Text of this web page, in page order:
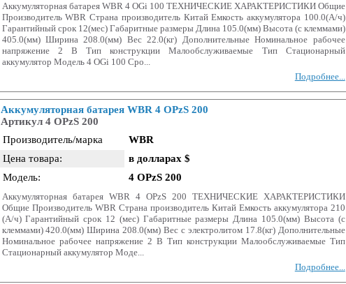
Аккумуляторная батарея WBR 4 OGi 100 ТЕХНИЧЕСКИЕ ХАРАКТЕРИСТИКИ Общие
Производитель WBR Страна производитель Китай Емкость аккумулятора 100.0(А/ч)
Гарантийный срок 12(мес) Габаритные размеры Длина 105.0(мм) Высота (с клеммами)
405.0(мм) Ширина 208.0(мм) Вес 22.0(кг) Дополнительные Номинальное рабочее
напряжение 2 В Тип конструкции Малообслуживаемые Тип Стационарный
аккумулятор Модель 4 OGi 100 Сро...
Подробнее...
Аккумуляторная батарея WBR 4 OPzS 200
Артикул 4 OPzS 200
Производитель/марка
WBR
Цена товара:
в долларах $
Модель:
4 OPzS 200
Аккумуляторная батарея WBR 4 OPzS 200 ТЕХНИЧЕСКИЕ ХАРАКТЕРИСТИКИ
Общие Производитель WBR Страна производитель Китай Емкость аккумулятора 210
(А/ч) Гарантийный срок 12 (мес) Габаритные размеры Длина 105.0(мм) Высота (с
клеммами) 420.0(мм) Ширина 208.0(мм) Вес c электролитом 17.8(кг) Дополнительные
Номинальное рабочее напряжение 2 В Тип конструкции Малообслуживаемые Тип
Стационарный аккумулятор Моде...
Подробнее...